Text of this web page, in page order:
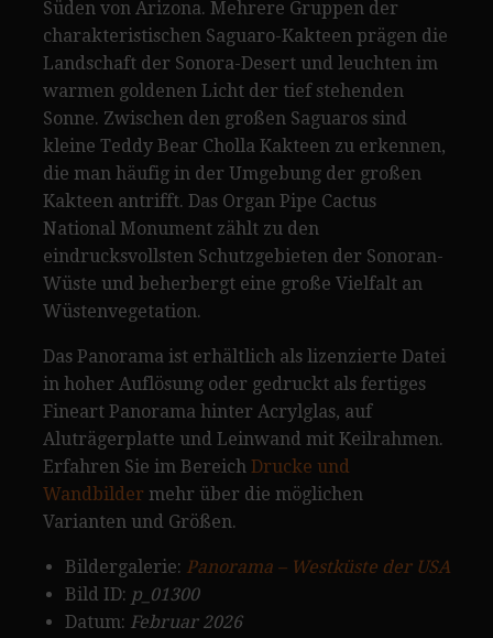
Süden von Arizona. Mehrere Gruppen der
charakteristischen Saguaro-Kakteen prägen die
Landschaft der Sonora-Desert und leuchten im
warmen goldenen Licht der tief stehenden
Sonne. Zwischen den großen Saguaros sind
kleine Teddy Bear Cholla Kakteen zu erkennen,
die man häufig in der Umgebung der großen
Kakteen antrifft. Das Organ Pipe Cactus
National Monument zählt zu den
eindrucksvollsten Schutzgebieten der Sonoran-
Wüste und beherbergt eine große Vielfalt an
Wüstenvegetation.
Das Panorama ist erhältlich als lizenzierte Datei
in hoher Auflösung oder gedruckt als fertiges
Fineart Panorama hinter Acrylglas, auf
Aluträgerplatte und Leinwand mit Keilrahmen.
Erfahren Sie im Bereich Drucke und
Wandbilder mehr über die möglichen
Varianten und Größen.
Bildergalerie: Panorama – Westküste der USA
Bild ID: p_01300
Datum: Februar 2026